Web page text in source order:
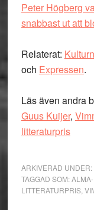
Peter Högberg
snabbast ut att
Relaterat:
och Expressen.
Läs även andra
Guus Kuijer,
litteraturpris
ARKIVERAD UNDER:
TAGGAD SOM:
LITTERATURPRIS,